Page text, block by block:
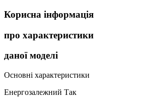
Корисна інформація
про характеристики
даної моделі
Основні характеристики
Енергозалежний Так